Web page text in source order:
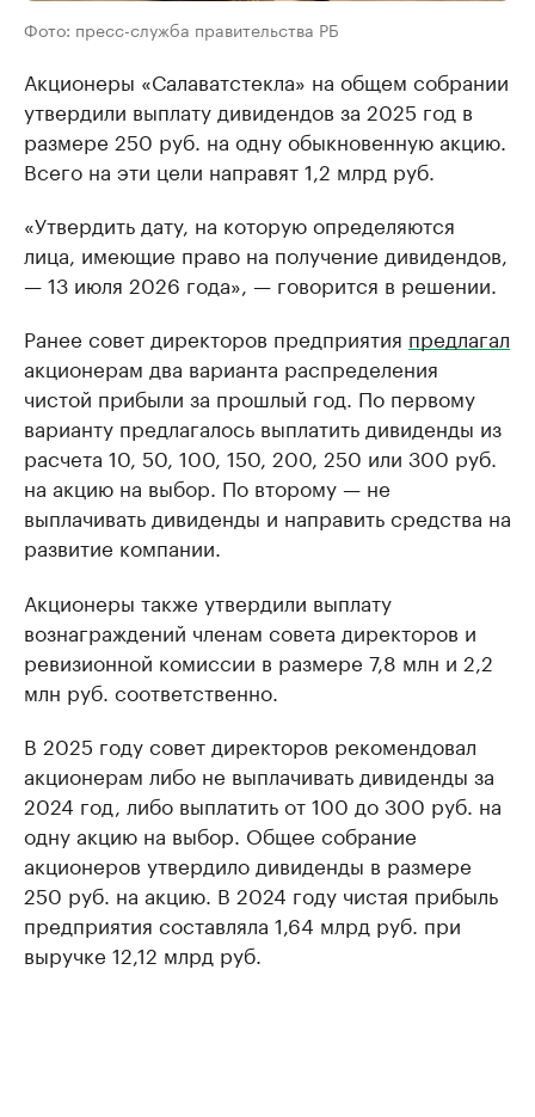
Фото: пресс-служба правительства РБ
Акционеры «Салаватстекла» на общем собрании
утвердили выплату дивидендов за 2025 год в
размере 250 руб. на одну обыкновенную акцию.
Всего на эти цели направят 1,2 млрд руб.
«Утвердить дату, на которую определяются
лица, имеющие право на получение дивидендов,
— 13 июля 2026 года», — говорится в решении.
Ранее совет директоров предприятия предлагал
акционерам два варианта распределения
чистой прибыли за прошлый год. По первому
варианту предлагалось выплатить дивиденды из
расчета 10, 50, 100, 150, 200, 250 или 300 руб.
на акцию на выбор. По второму — не
выплачивать дивиденды и направить средства на
развитие компании.
Акционеры также утвердили выплату
вознаграждений членам совета директоров и
ревизионной комиссии в размере 7,8 млн и 2,2
млн руб. соответственно.
В 2025 году совет директоров рекомендовал
акционерам либо не выплачивать дивиденды за
2024 год, либо выплатить от 100 до 300 руб. на
одну акцию на выбор. Общее собрание
акционеров утвердило дивиденды в размере
250 руб. на акцию. В 2024 году чистая прибыль
предприятия составляла 1,64 млрд руб. при
выручке 12,12 млрд руб.